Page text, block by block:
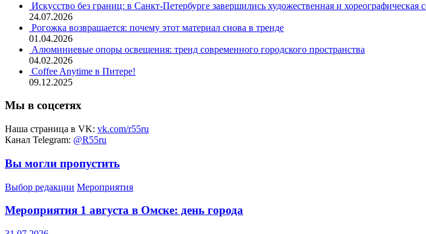
Искусство без границ: в Санкт-Петербурге завершились художественная и
24.07.2026
Рогожка возвращается: почему этот материал снова в тренде
01.04.2026
Алюминиевые опоры освещения: тренд современного городского пространства
04.02.2026
Coffee Anytime в Питере!
09.12.2025
Мы в соцсетях
Наша страница в VK: vk.com/r55ru
Канал Telegram: @R55ru
Вы могли пропустить
Выбор редакции Мероприятия
Мероприятия 1 августа в Омске: день города